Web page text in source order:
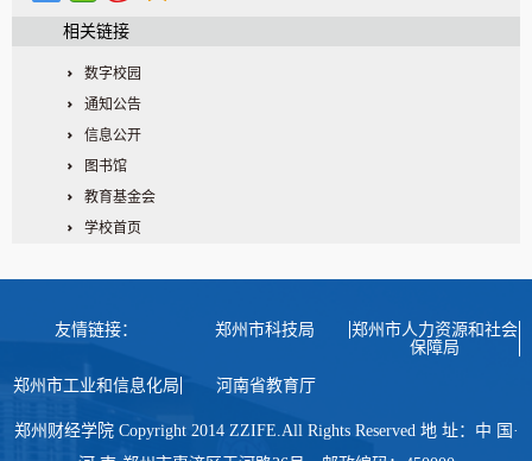
相关链接
数字校园
通知公告
信息公开
图书馆
教育基金会
学校首页
友情链接： 郑州市科技局
郑州市人力资源和社会
保障局
郑州市工业和信息化局 河南省教育厅
郑州财经学院 Copyright 2014 ZZIFE.All Rights Reserved 地 址：中 国·